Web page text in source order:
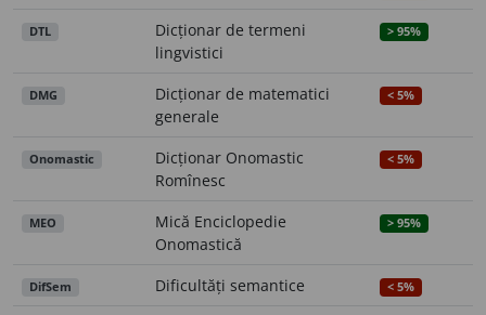
DTL
Dicționar de termeni
lingvistici
> 95%
DMG
Dicționar de matematici
generale
< 5%
Onomastic
Dicționar Onomastic
Romînesc
< 5%
MEO
Mică Enciclopedie
Onomastică
> 95%
DifSem Dificultăți semantice < 5%